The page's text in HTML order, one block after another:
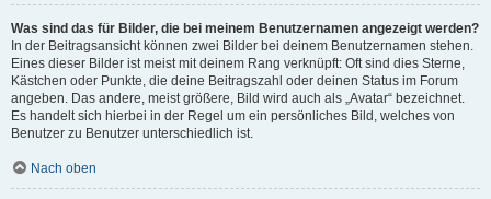
Was sind das für Bilder, die bei meinem Benutzernamen angezeigt werden?
In der Beitragsansicht können zwei Bilder bei deinem Benutzernamen stehen.
Eines dieser Bilder ist meist mit deinem Rang verknüpft: Oft sind dies Sterne,
Kästchen oder Punkte, die deine Beitragszahl oder deinen Status im Forum
angeben. Das andere, meist größere, Bild wird auch als „Avatar“ bezeichnet.
Es handelt sich hierbei in der Regel um ein persönliches Bild, welches von
Benutzer zu Benutzer unterschiedlich ist.
Nach oben